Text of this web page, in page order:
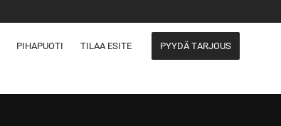
PIHAPUOTI TILAA ESITE PYYDÄ TARJOUS